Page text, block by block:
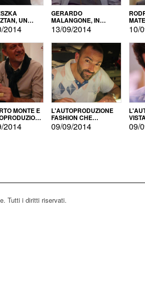
UN
DI
2014
GERARDO
MALANGONE, IN
GIURIA PER IL
CONCORSO
LETTERARIO
13/09/2014 10/
MONTE E
2014
L'AUTOPRODUZIONE
FASHION CHE
CONQUISTA GLI USA
09/09/2014 09/
Tutti i diritti riservati.